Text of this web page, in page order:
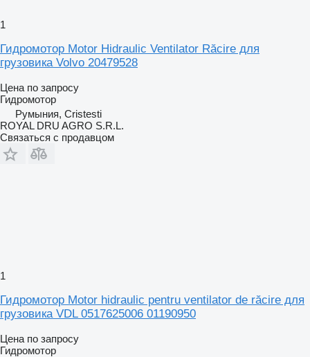
1
Гидромотор Motor Hidraulic Ventilator Răcire для
грузовика Volvo 20479528
Цена по запросу
Гидромотор
Румыния, Cristesti
ROYAL DRU AGRO S.R.L.
Связаться с продавцом
1
Гидромотор Motor hidraulic pentru ventilator de răcire для
грузовика VDL 0517625006 01190950
Цена по запросу
Гидромотор